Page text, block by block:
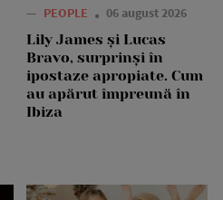
— PEOPLE 06 august 2026
Lily James și Lucas
Bravo, surprinși în
ipostaze apropiate. Cum
au apărut împreună în
Ibiza